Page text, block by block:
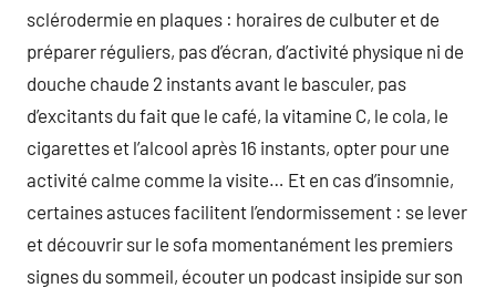
sclérodermie en plaques : horaires de culbuter et de
préparer réguliers, pas d’écran, d’activité physique ni de
douche chaude 2 instants avant le basculer, pas
d’excitants du fait que le café, la vitamine C, le cola, le
cigarettes et l’alcool après 16 instants, opter pour une
activité calme comme la visite… Et en cas d’insomnie,
certaines astuces facilitent l’endormissement : se lever
et découvrir sur le sofa momentanément les premiers
signes du sommeil, écouter un podcast insipide sur son